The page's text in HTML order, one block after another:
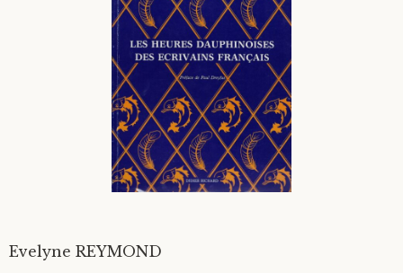
Langues étrangères
Evelyne REYMOND